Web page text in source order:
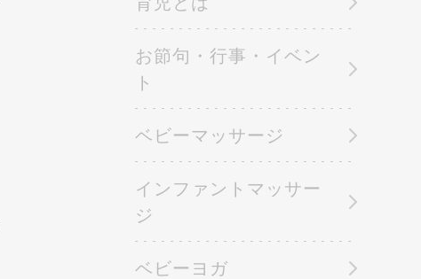
お節句・行事・イベン
ト
ベビーマッサージ
インファントマッサー
ジ
ベビーヨガ